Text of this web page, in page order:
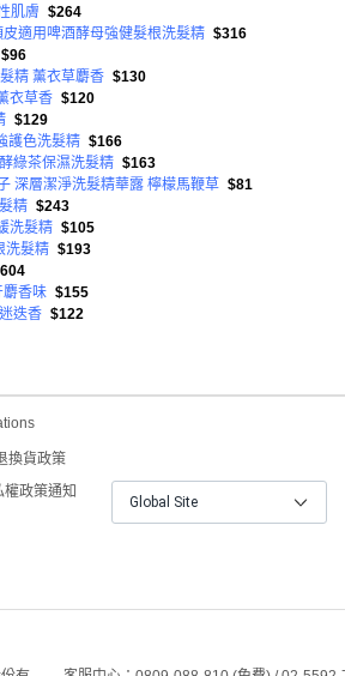
肌膚 $264
適用啤酒酵母強健髮根洗髮精 $316
$96
精 薰衣草麝香 $130
衣草香 $120
$129
護色洗髮精 $166
綠茶保濕洗髮精 $163
深層潔淨洗髮精華露 檸檬馬鞭草 $81
精 $243
洗髮精 $105
洗髮精 $193
麝香味 $155
迭香 $122
換貨政策
權政策通知
Global Site